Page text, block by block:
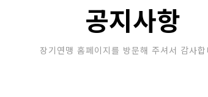
공지사항
장기연맹 홈페이지를 방문해 주셔서 감사합